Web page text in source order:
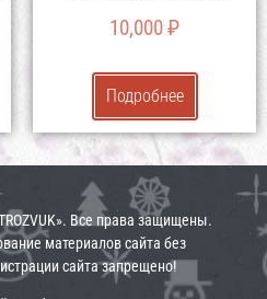
10,000₽
Подробнее
Все права защищены.
материалов сайта без
сайта запрещено!